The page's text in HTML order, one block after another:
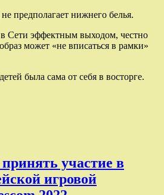
предполагает нижнего белья.
Сети эффектным выходом, честно
может «не вписаться в рамки»
была сама от себя в восторге.
участие в
игровой